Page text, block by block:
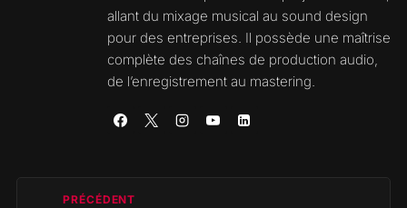
allant du mixage musical au sound design
pour des entreprises. Il possède une maîtrise
complète des chaînes de production audio,
de l’enregistrement au mastering.
PRÉCÉDENT